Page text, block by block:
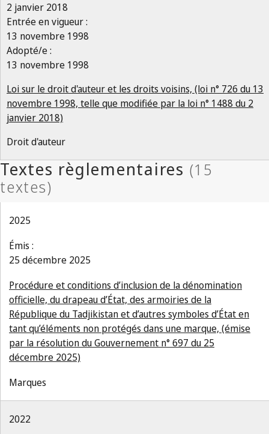
2 janvier 2018
Entrée en vigueur :
13 novembre 1998
Adopté/e :
13 novembre 1998
Loi sur le droit d'auteur et les droits voisins, (loi n° 726 du 13
novembre 1998, telle que modifiée par la loi n° 1488 du 2
janvier 2018)
Droit d'auteur
2025
Émis :
25 décembre 2025
Procédure et conditions d’inclusion de la dénomination
officielle, du drapeau d’État, des armoiries de la
République du Tadjikistan et d’autres symboles d’État en
tant qu’éléments non protégés dans une marque, (émise
par la résolution du Gouvernement n° 697 du 25
décembre 2025)
Marques
2022